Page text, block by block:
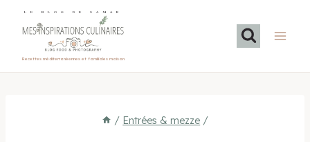
LE BLOG DE SAMAR
Recettes méditerranéennes et familiales maison
/ Entrées & mezze /